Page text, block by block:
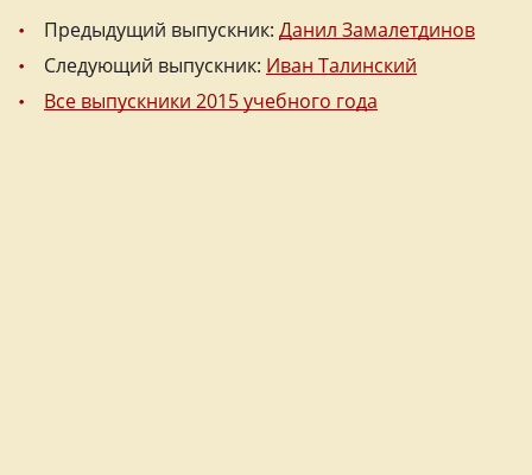
Предыдущий выпускник: Данил Замалетдинов
Следующий выпускник: Иван Талинский
Все выпускники 2015 учебного года